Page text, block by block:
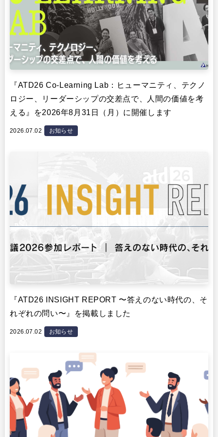
『ATD26 Co-Learning Lab：ヒューマニティ、テクノ
ロジー、リーダーシップの交差点で、人間の価値を考
える』を2026年8月31日（月）に開催します
2026.07.02 お知らせ
『ATD26 INSIGHT REPORT 〜答えのない時代の、そ
れぞれの問い〜』を掲載しました
2026.07.02 お知らせ